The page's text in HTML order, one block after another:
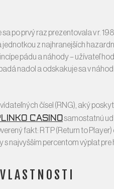
po prvý raz prezentovala v r.
z najhranejších
pádu a náhody – užívateľ
nadol a odskakuje sa v
čísel (RNG), aký
casinosamostatnú
fakt: RTP (Return to Player)
najvyšším percentom výplat pre